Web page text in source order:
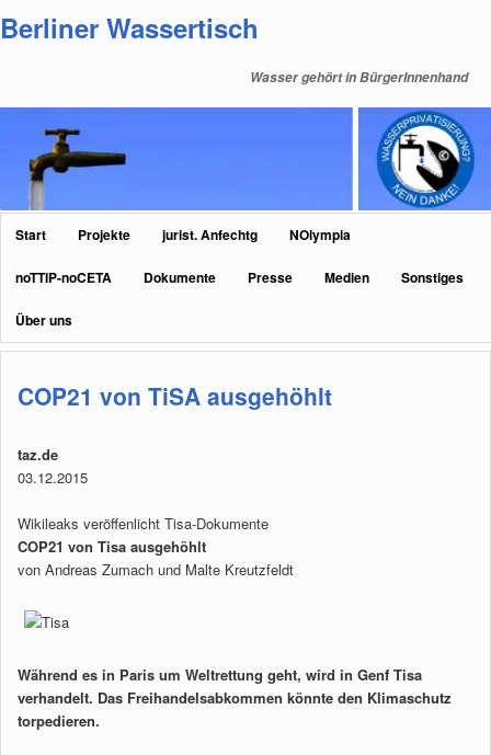
primären
sekundären
Berliner Wassertisch
Wasser gehört in BürgerInnenhand
Hauptmenü
Start Projekte jurist. Anfechtg NOlympia
noTTIP-noCETA Dokumente Presse Medien Sonstiges
Über uns
COP21 von TiSA ausgehöhlt
taz.de
03.12.2015
Wikileaks veröffenlicht Tisa-Dokumente
COP21 von Tisa ausgehöhlt
von Andreas Zumach und Malte Kreutzfeldt
Während es in Paris um Weltrettung geht, wird in Genf Tisa
verhandelt. Das Freihandelsabkommen könnte den Klimaschutz
torpedieren.